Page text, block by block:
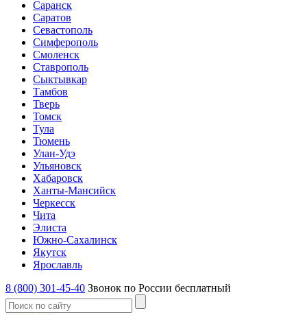
Саранск
Саратов
Севастополь
Симферополь
Смоленск
Ставрополь
Сыктывкар
Тамбов
Тверь
Томск
Тула
Тюмень
Улан-Удэ
Ульяновск
Хабаровск
Ханты-Мансийск
Черкесск
Чита
Элиста
Южно-Сахалинск
Якутск
Ярославль
8 (800) 301-45-40 Звонок по России бесплатный